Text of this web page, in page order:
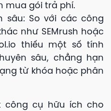
mua gói trả phí.
sâu: So với các công
như SEMrush hoặc
thiếu một số tính
sâu, chẳng hạn
từ khóa hoặc phân
công cụ hữu ích cho